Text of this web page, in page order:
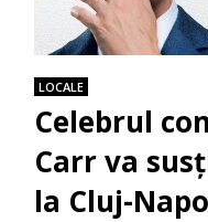
LOCALE
Celebrul
Carr va
la Cluj-